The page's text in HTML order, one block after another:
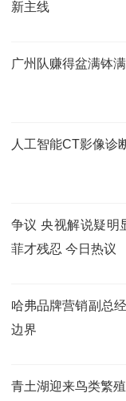
新主线
广州队赚得盆满钵满
人工智能CT影像诊
争议 央视解说疑明
菲才残忍 今日热议
哈弗品牌营销副总
边界
青土湖迎来鸟类繁